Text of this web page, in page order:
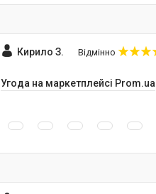
Кирило З. Відмінно
Угода на маркетплейсі Prom.ua